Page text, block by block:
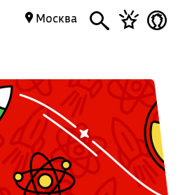
Москва